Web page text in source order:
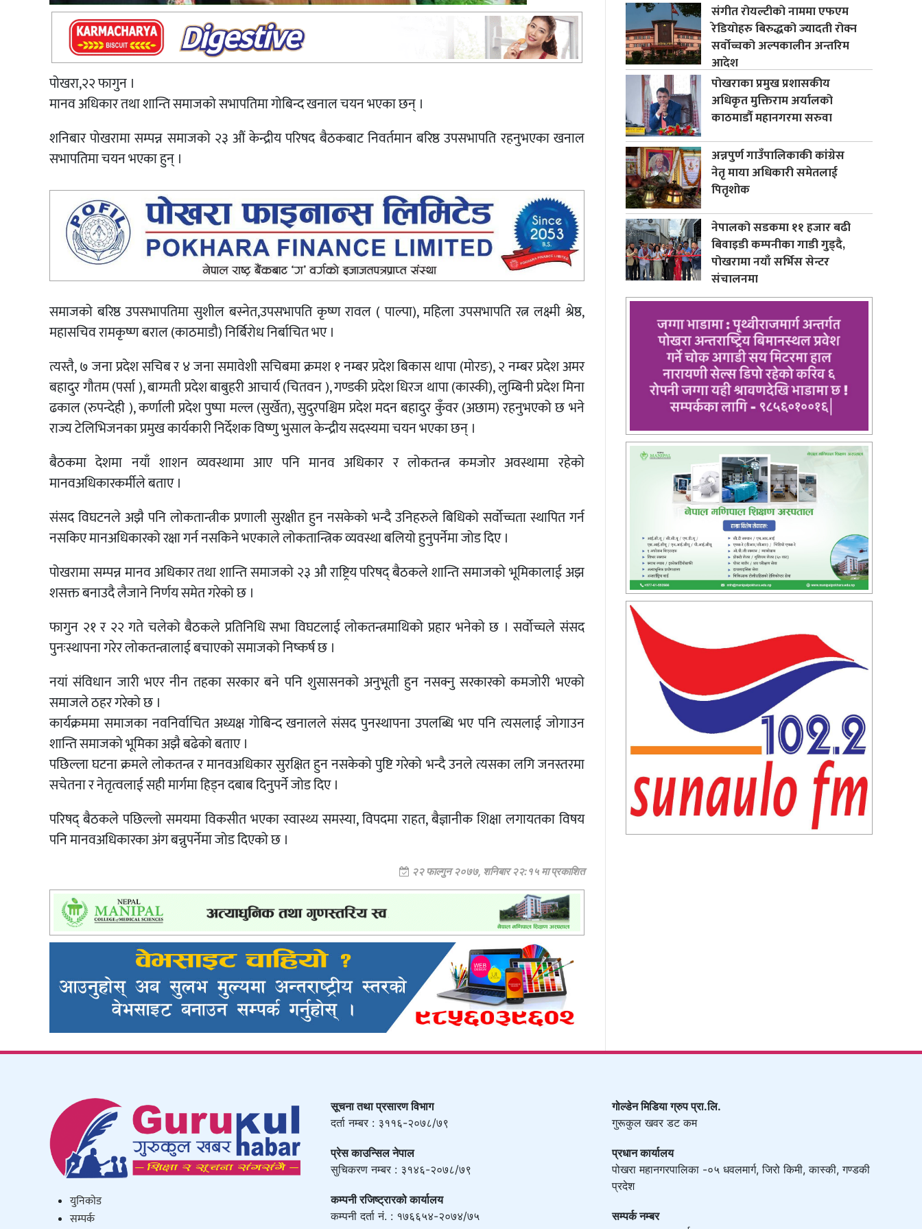
पोखरा,२२ फागुन ।
मानव अधिकार तथा शान्ति समाजको सभापतिमा गोबिन्द खनाल चयन भएका छन् ।
शनिबार पोखरामा सम्पन्न समाजको २३ औं केन्द्रीय परिषद बैठकबाट निवर्तमान बरिष्ठ उपसभापति रहनुभएका खनाल
सभापतिमा चयन भएका हुन् ।
समाजको बरिष्ठ उपसभापतिमा सुशील बस्नेत,उपसभापति कृष्ण रावल ( पाल्पा), महिला उपसभापति रत्न लक्ष्मी श्रेष्ठ,
महासचिव रामकृष्ण बराल (काठमाडौ) निर्बिरोध निर्बाचित भए ।
त्यस्तै, ७ जना प्रदेश सचिब र ४ जना समावेशी सचिबमा क्रमश १ नम्बर प्रदेश बिकास थापा (मोरङ), २ नम्बर प्रदेश अमर
बहादुर गौतम (पर्सा ), बाग्मती प्रदेश बाबुहरी आचार्य (चितवन ), गण्डकी प्रदेश धिरज थापा (कास्की), लुम्बिनी प्रदेश मिना
ढकाल (रुपन्देही ), कर्णाली प्रदेश पुष्पा मल्ल (सुर्खेत), सुदुरपश्चिम प्रदेश मदन बहादुर कुँवर (अछाम) रहनुभएको छ भने
राज्य टेलिभिजनका प्रमुख कार्यकारी निर्देशक विष्णु भुसाल केन्द्रीय सदस्यमा चयन भएका छन् ।
बैठकमा देशमा नयाँ शाशन व्यवस्थामा आए पनि मानव अधिकार र लोकतन्त्र कमजोर अवस्थामा रहेको
मानवअधिकारकर्मीले बताए ।
संसद विघटनले अझै पनि लोकतान्त्रीक प्रणाली सुरक्षीत हुन नसकेको भन्दै उनिहरुले बिधिको सर्वोच्चता स्थापित गर्न
नसकिए मानअधिकारको रक्षा गर्न नसकिने भएकाले लोकतान्त्रिक व्यवस्था बलियो हुनुपर्नेमा जोड दिए ।
पोखरामा सम्पन्न मानव अधिकार तथा शान्ति समाजको २३ औ राष्ट्रिय परिषद् बैठकले शान्ति समाजको भूमिकालाई अझ
शसक्त बनाउदै लैजाने निर्णय समेत गरेको छ ।
फागुन २१ र २२ गते चलेको बैठकले प्रतिनिधि सभा विघटलाई लोकतन्त्रमाथिको प्रहार भनेको छ । सर्वोच्चले संसद
पुनःस्थापना गरेर लोकतन्त्रालाई बचाएको समाजको निष्कर्ष छ ।
नयां संविधान जारी भएर नीन तहका सरकार बने पनि शुसासनको अनुभूती हुन नसक्नु सरकारको कमजोरी भएको
समाजले ठहर गरेको छ ।
कार्यक्रममा समाजका नवनिर्वाचित अध्यक्ष गोबिन्द खनालले संसद पुनस्थापना उपलब्धि भए पनि त्यसलाई जोगाउन
शान्ति समाजको भूमिका अझै बढेको बताए ।
पछिल्ला घटना क्रमले लोकतन्त्र र मानवअधिकार सुरक्षित हुन नसकेको पुष्टि गरेको भन्दै उनले त्यसका लगि जनस्तरमा
सचेतना र नेतृत्वलाई सही मार्गमा हिड्न दबाब दिनुपर्ने जोड दिए ।
परिषद् बैठकले पछिल्लो समयमा विकसीत भएका स्वास्थ्य समस्या, विपदमा राहत, बैज्ञानीक शिक्षा लगायतका विषय
पनि मानवअधिकारका अंग बन्नुपर्नेमा जोड दिएको छ ।
२२ फाल्गुन २०७७, शनिबार २२:१५ मा प्रकाशित
संगीत रोयल्टीको नाममा एफएम
रेडियोहरु बिरुद्धको ज्यादती रोक्न
सर्वोच्चको अल्पकालीन अन्तरिम
आदेश
पोखराका प्रमुख प्रशासकीय
अधिकृत मुक्तिराम अर्यालको
काठमाडौँ महानगरमा सरुवा
अन्नपुर्ण गाउँपालिकाकी कांग्रेस
नेतृ माया अधिकारी समेतलाई
पितृशोक
नेपालको सडकमा ११ हजार बढी
बिवाइडी कम्पनीका गाडी गुड्दै,
पोखरामा नयाँ सर्भिस सेन्टर
संचालनमा
युनिकाेड
सम्पर्क
सूचना तथा प्रसारण विभाग
दर्ता नम्बर : ३११६-२०७८/७९
प्रेस काउन्सिल नेपाल
सुचिकरण नम्बर : ३१४६-२०७८/७९
कम्पनी रजिष्ट्रारको कार्यालय
कम्पनी दर्ता नं. : १७६६५४-२०७४/७५
गोल्डेन मिडिया ग्रुप प्रा.लि.
गुरूकुल खवर डट कम
प्रधान कार्यालय
पोखरा महानगरपालिका -०५ धवलमार्ग, जिरो किमी, कास्की, गण्डकी
प्रदेश
सम्पर्क नम्बर